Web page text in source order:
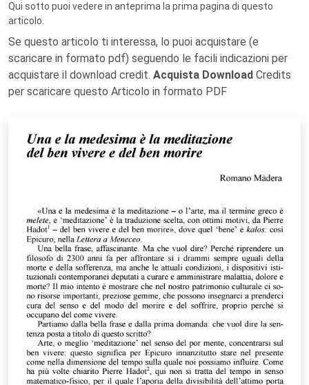
Qui sotto puoi vedere in anteprima la prima pagina di questo
articolo.
Se questo articolo ti interessa, lo puoi acquistare (e
scaricare in formato pdf) seguendo le facili indicazioni per
acquistare il download credit. Acquista Download Credits
per scaricare questo Articolo in formato PDF